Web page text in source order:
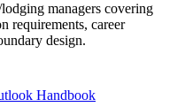
managers covering
requirements, career
design.
Handbook